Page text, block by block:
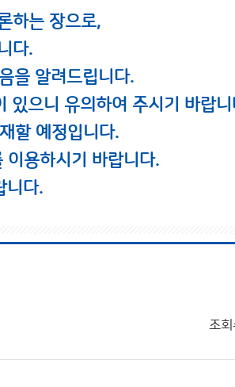
하는 장으로,
다.
을 알려드립니다.
있으니 유의하여 주시기 바랍니
할 예정입니다.
이용하시기 바랍니다.
니다.
조회